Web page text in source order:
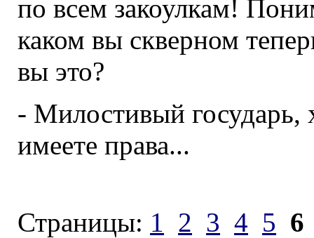
по всем закоулкам!
каком вы скверном
вы это?
- Милостивый
имеете права...
Страницы: 1 2 3 4 5 6